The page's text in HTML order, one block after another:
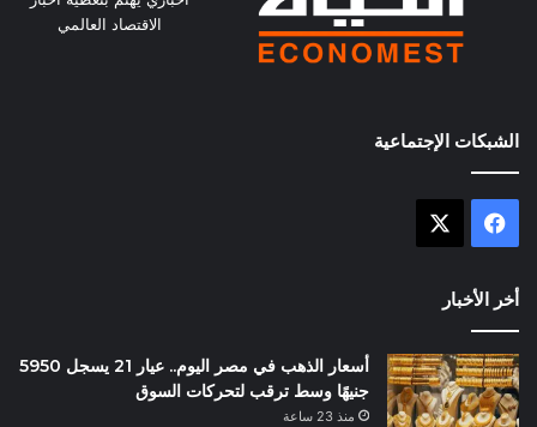
الاقتصاد العالمي
الشبكات الإجتماعية
فيسبوك
أخر الأخبار
أسعار الذهب في مصر اليوم.. عيار 21 يسجل 5950
جنيهًا وسط ترقب لتحركات السوق
منذ 23 ساعة